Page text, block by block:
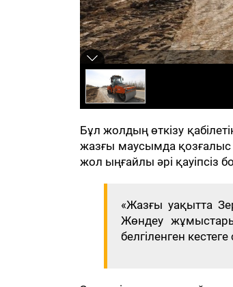
Бұл жолдың өткізу
жазғы маусымда қозғалыс
жол ыңғайлы әрі қауіпсіз
«Жазғы уақытта
Жөндеу
белгіленген